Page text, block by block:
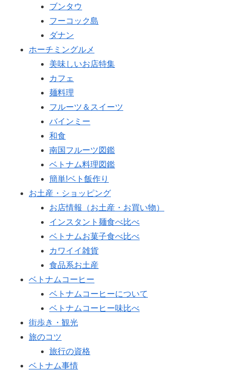
ブンタウ
フーコック島
ダナン
ホーチミングルメ
美味しいお店特集
カフェ
麺料理
フルーツ＆スイーツ
バインミー
和食
南国フルーツ図鑑
ベトナム料理図鑑
簡単!ベト飯作り
お土産・ショッピング
お店情報（お土産・お買い物）
インスタント麺食べ比べ
ベトナムお菓子食べ比べ
カワイイ雑貨
食品系お土産
ベトナムコーヒー
ベトナムコーヒーについて
ベトナムコーヒー味比べ
街歩き・観光
旅のコツ
旅行の資格
ベトナム事情